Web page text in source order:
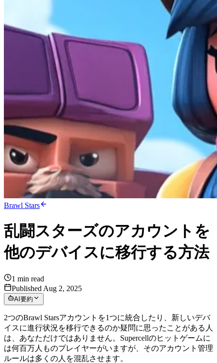
Brawl Stars
乱闘スターズのアカウントを
他のデバイスに移行する方法
1 min read
Published Aug 2, 2025
AI要約
2つのBrawl Starsアカウントを1つに統合したり、新しいデバ
イスに進行状況を移行できるのか疑問に思ったことがある人
は、あなただけではありません。Supercellのヒットゲームに
は何百万人ものプレイヤーがいますが、そのアカウント管理
ルールは多くの人を混乱させます。